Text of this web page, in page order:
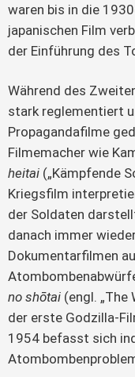
waren bis in die
japanischen Film
der Einführung des
Während des
stark reglementiert
Propagandafilme
Filmemacher wie
heitai („Kämpfende
Kriegsfilm
der Soldaten
danach immer
Dokumentarfilmen
no shōtai (engl. „The
der erste Godzilla-
1954 befasst sich